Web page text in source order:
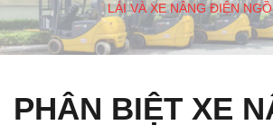
LÁI VÀ XE NÂNG ĐIỆN
PHÂN BIỆT XE